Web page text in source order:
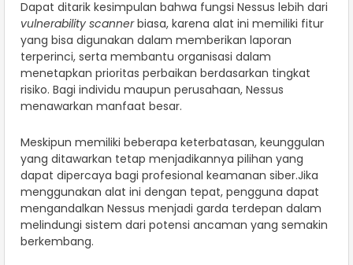
Dapat ditarik kesimpulan bahwa fungsi Nessus lebih dari
vulnerability scannerbiasa, karena alat ini memiliki fitur
yang bisa digunakan dalam memberikan laporan
terperinci, serta membantu organisasi dalam
menetapkan prioritas perbaikan berdasarkan tingkat
risiko. Bagi individu maupun perusahaan, Nessus
menawarkan manfaat besar.
Meskipun memiliki beberapa keterbatasan, keunggulan
yang ditawarkan tetap menjadikannya pilihan yang
dapat dipercaya bagi profesional keamanan siber.Jika
menggunakan alat ini dengan tepat, pengguna dapat
mengandalkan Nessus menjadi garda terdepan dalam
melindungi sistem dari potensi ancaman yang semakin
berkembang.